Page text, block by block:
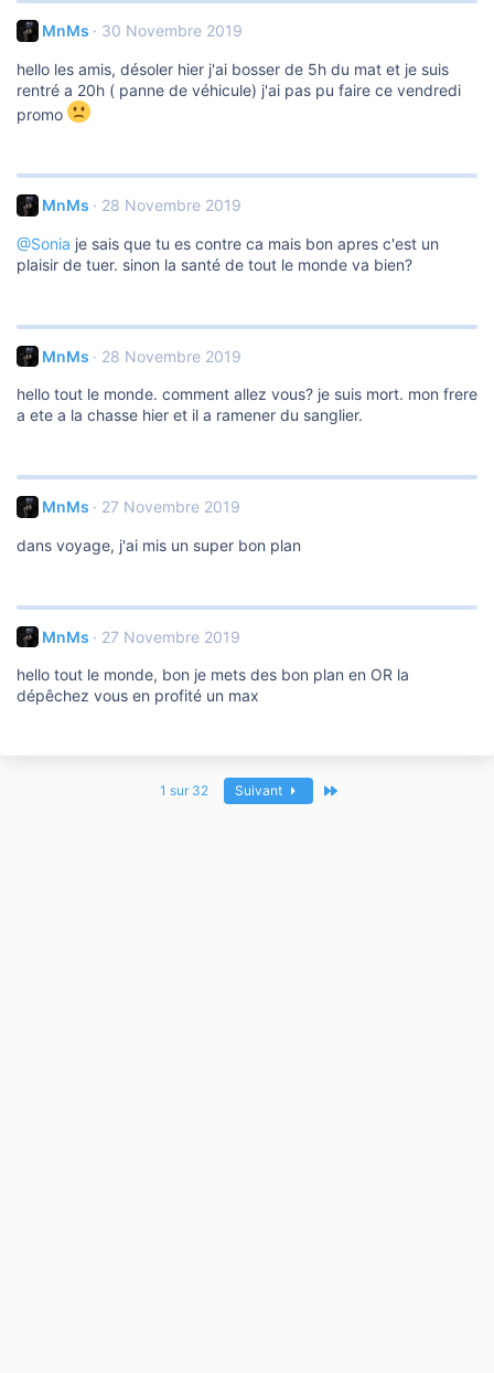
MnMs 30 Novembre 2019
hello les amis, désoler hier j'ai bosser de 5h du mat et je suis
rentré a 20h ( panne de véhicule) j'ai pas pu faire ce vendredi
promo
MnMs 28 Novembre 2019
@Sonia je sais que tu es contre ca mais bon apres c'est un
plaisir de tuer. sinon la santé de tout le monde va bien?
MnMs 28 Novembre 2019
hello tout le monde. comment allez vous? je suis mort. mon frere
a ete a la chasse hier et il a ramener du sanglier.
MnMs 27 Novembre 2019
dans voyage, j'ai mis un super bon plan
MnMs 27 Novembre 2019
hello tout le monde, bon je mets des bon plan en OR la
dépêchez vous en profité un max
1 sur 32 Suivant